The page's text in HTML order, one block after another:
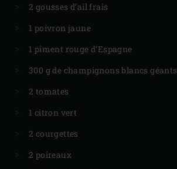
2 gousses d’ail frais
1 poivron jaune
1 piment rouge d’Espagne
300 g de champignons blancs géants
2 tomates
1 citron vert
2 courgettes
2 poireaux